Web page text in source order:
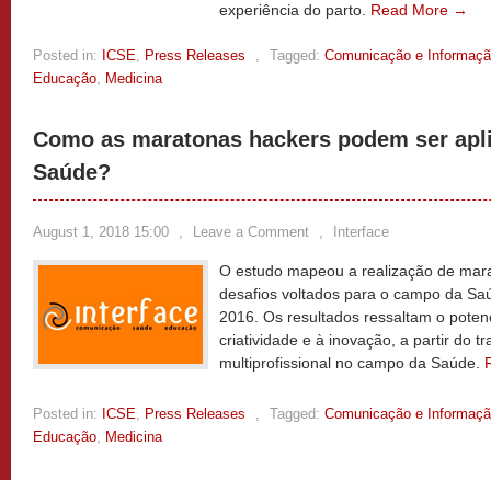
experiência do parto. Read More →
Posted in: ICSE, Press Releases , Tagged: Comunicação e
Educação, Medicina
Como as maratonas hackers podem ser
Saúde?
August 1, 2018 15:00 , Leave a Comment , Interface
O estudo mapeou a realização de
desafios voltados para o campo da
2016. Os resultados ressaltam o
criatividade e à inovação, a partir do
multiprofissional no campo da Saúde.
Posted in: ICSE, Press Releases , Tagged: Comunicação e
Educação, Medicina